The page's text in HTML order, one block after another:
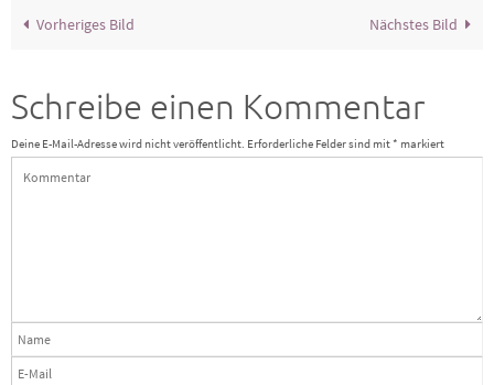
Vorheriges Bild Nächstes Bild
Schreibe einen Kommentar
Deine E-Mail-Adresse wird nicht veröffentlicht. Erforderliche Felder sind mit* markiert